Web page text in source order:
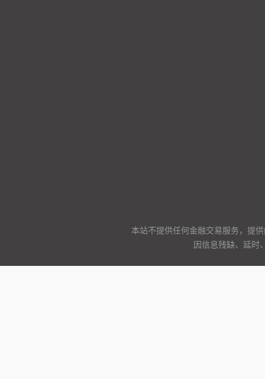
本站不提供任何金融交易服务，提
因信息残缺、延时